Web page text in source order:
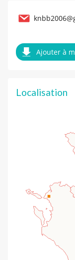
Ajouter à
Localisation